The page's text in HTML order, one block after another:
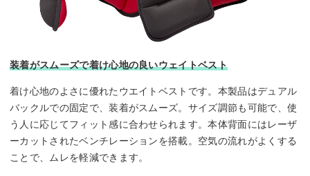
装着がスムーズで着け心地の良いウェイトベスト
着け心地のよさに優れたウエイトベストです。本製品はデュアル
バックルでの固定で、装着がスムーズ。サイズ調節も可能で、使
う人に応じてフィット感に合わせられます。本体背面にはレーザ
ーカットされたベンチレーションを搭載。空気の流れがよくする
ことで、ムレを軽減できます。